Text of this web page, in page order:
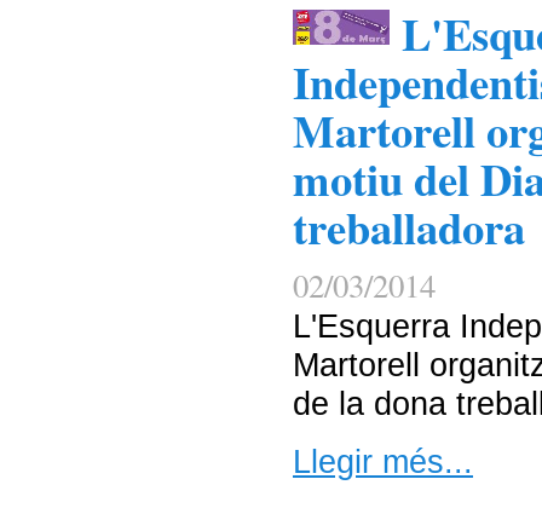
Martorell
motiu del
treballadora
02/03/2014
L'Esquerra
Martorell
de la dona
Llegir més...